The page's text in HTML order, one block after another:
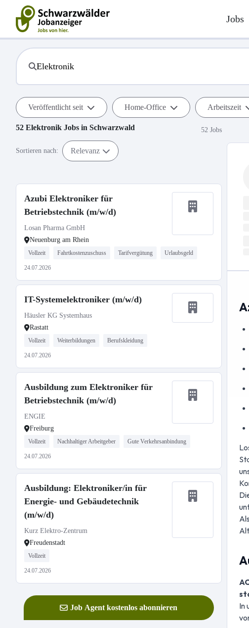
Jobs
Veröffentlicht seit Home-Office Arbeitszeit
52 Elektronik Jobs in Schwarzwald 52 Jobs
Sortieren nach: Relevanz
Azubi Elektroniker für
Betriebstechnik (m/w/d)
Losan Pharma GmbH
Neuenburg am Rhein
Vollzeit Fahrtkostenzuschuss Tarifvergütung Urlaubsgeld
24.07.2026
IT-Systemelektroniker (m/w/d)
Häusler KG Systemhaus
Rastatt
Vollzeit Weiterbildungen Berufskleidung
24.07.2026
Ausbildung zum Elektroniker für
Betriebstechnik (m/w/d)
ENGIE
Freiburg
Vollzeit Nachhaltiger Arbeitgeber Gute Verkehrsanbindung
24.07.2026
Ausbildung: Elektroniker/in für
Energie- und Gebäudetechnik
(m/w/d)
Kurz Elektro-Zentrum
Freudenstadt
Vollzeit
24.07.2026
Job Agent kostenlos abonnieren